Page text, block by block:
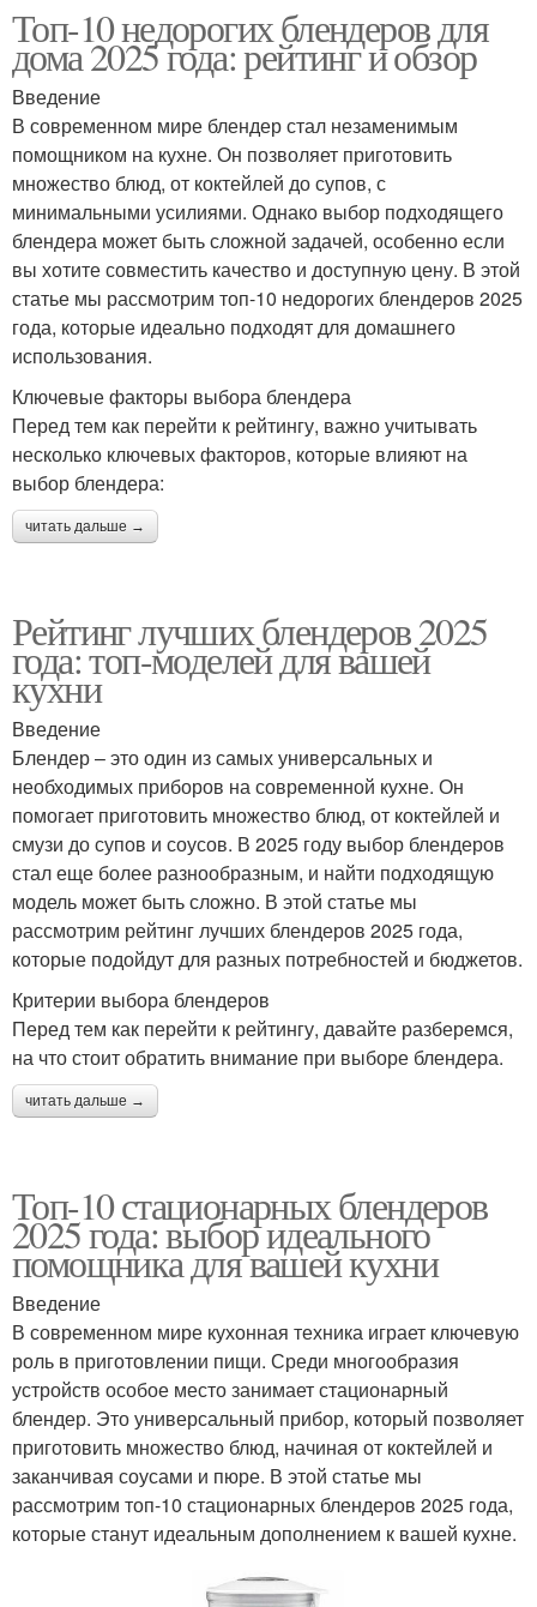
Топ-10 недорогих блендеров для
дома 2025 года: рейтинг и обзор
Введение
В современном мире блендер стал незаменимым
помощником на кухне. Он позволяет приготовить
множество блюд, от коктейлей до супов, с
минимальными усилиями. Однако выбор подходящего
блендера может быть сложной задачей, особенно если
вы хотите совместить качество и доступную цену. В этой
статье мы рассмотрим топ-10 недорогих блендеров 2025
года, которые идеально подходят для домашнего
использования.
Ключевые факторы выбора блендера
Перед тем как перейти к рейтингу, важно учитывать
несколько ключевых факторов, которые влияют на
выбор блендера:
читать дальше →
Рейтинг лучших блендеров 2025
года: топ-моделей для вашей
кухни
Введение
Блендер – это один из самых универсальных и
необходимых приборов на современной кухне. Он
помогает приготовить множество блюд, от коктейлей и
смузи до супов и соусов. В 2025 году выбор блендеров
стал еще более разнообразным, и найти подходящую
модель может быть сложно. В этой статье мы
рассмотрим рейтинг лучших блендеров 2025 года,
которые подойдут для разных потребностей и бюджетов.
Критерии выбора блендеров
Перед тем как перейти к рейтингу, давайте разберемся,
на что стоит обратить внимание при выборе блендера.
читать дальше →
Топ-10 стационарных блендеров
2025 года: выбор идеального
помощника для вашей кухни
Введение
В современном мире кухонная техника играет ключевую
роль в приготовлении пищи. Среди многообразия
устройств особое место занимает стационарный
блендер. Это универсальный прибор, который позволяет
приготовить множество блюд, начиная от коктейлей и
заканчивая соусами и пюре. В этой статье мы
рассмотрим топ-10 стационарных блендеров 2025 года,
которые станут идеальным дополнением к вашей кухне.